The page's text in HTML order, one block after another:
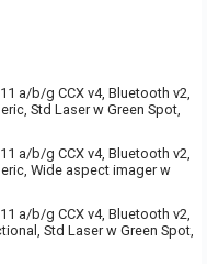
a/b/g CCX v4, Bluetooth v2,
Std Laser w Green Spot,
a/b/g CCX v4, Bluetooth v2,
Wide aspect imager w
a/b/g CCX v4, Bluetooth v2,
Std Laser w Green Spot,